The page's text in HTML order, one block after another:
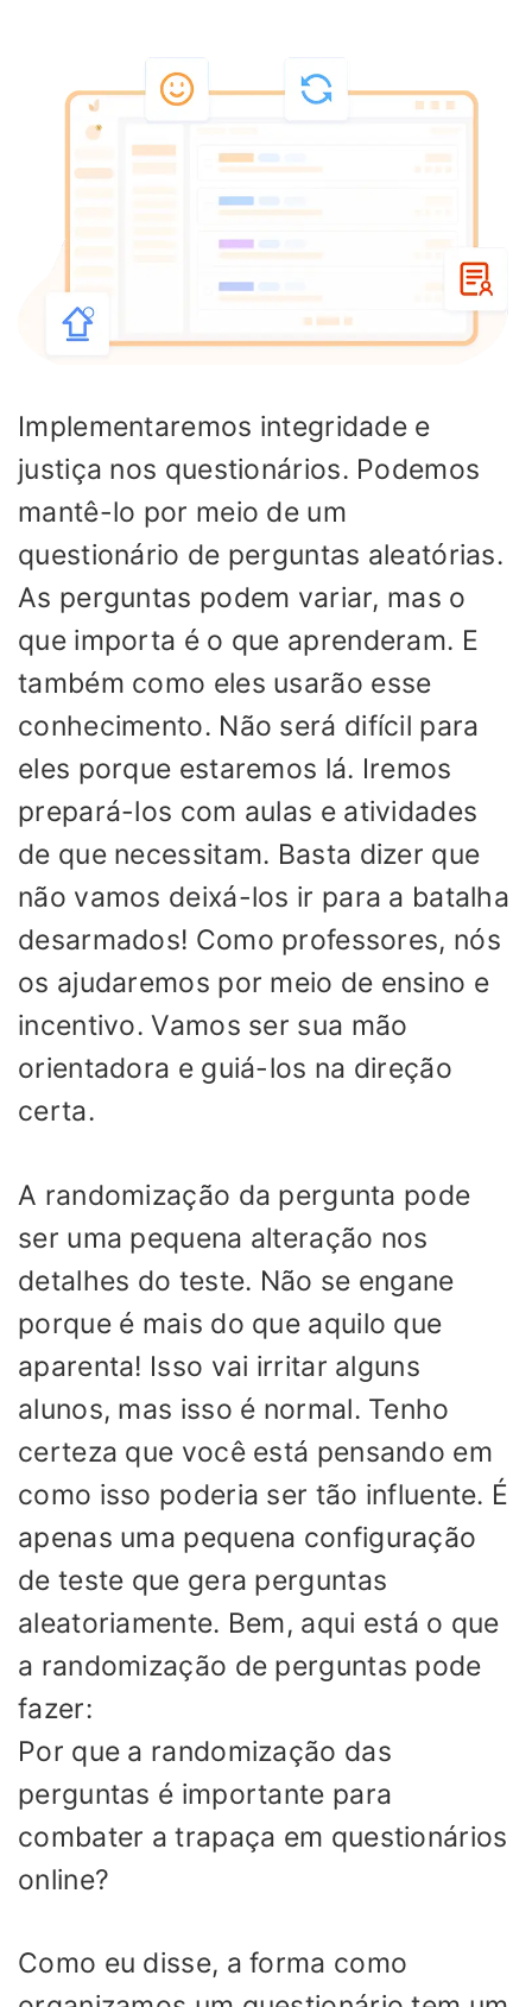
Implementaremos integridade e
justiça nos questionários. Podemos
mantê-lo por meio de um
questionário de perguntas aleatórias.
As perguntas podem variar, mas o
que importa é o que aprenderam. E
também como eles usarão esse
conhecimento. Não será difícil para
eles porque estaremos lá. Iremos
prepará-los com aulas e atividades
de que necessitam. Basta dizer que
não vamos deixá-los ir para a batalha
desarmados! Como professores, nós
os ajudaremos por meio de ensino e
incentivo. Vamos ser sua mão
orientadora e guiá-los na direção
certa.
A randomização da pergunta pode
ser uma pequena alteração nos
detalhes do teste. Não se engane
porque é mais do que aquilo que
aparenta! Isso vai irritar alguns
alunos, mas isso é normal. Tenho
certeza que você está pensando em
como isso poderia ser tão influente. É
apenas uma pequena configuração
de teste que gera perguntas
aleatoriamente. Bem, aqui está o que
a randomização de perguntas pode
fazer:
Por que a randomização das
perguntas é importante para
combater a trapaça em questionários
online?
Como eu disse, a forma como